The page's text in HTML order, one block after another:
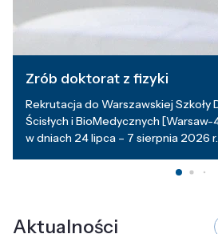
Zrób doktorat z fizyki
Rekrutacja do Warszawskiej Szkoły
Ścisłych i BioMedycznych
w dniach 24 lipca – 7 sierpnia 2026 r.
Aktualności